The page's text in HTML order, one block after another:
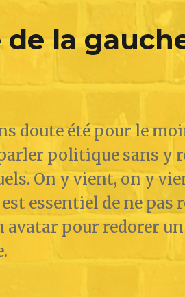
de la
doute été pour le
politique sans y
On y vient, on y
essentiel de ne pas
avatar pour redorer